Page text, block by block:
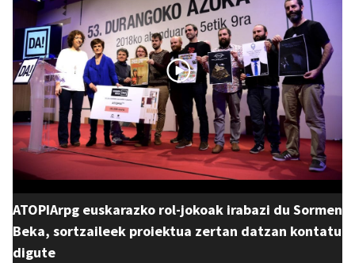
ATOPIArpg euskarazko rol-jokoak irabazi du Sormen
Beka, sortzaileek proiektua zertan datzan kontatu
digute